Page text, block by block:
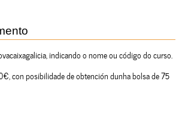
indicando o nome ou código do curso.
con posibilidade de obtención dunha bolsa de 75